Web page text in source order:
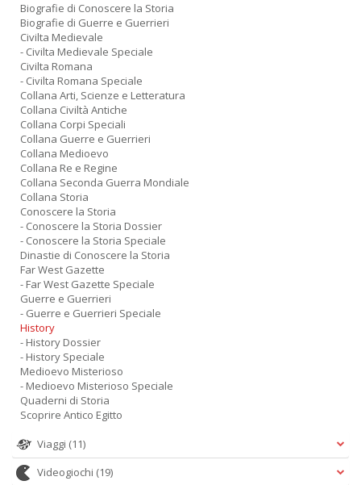
Biografie di Conoscere la Storia
Biografie di Guerre e Guerrieri
Civilta Medievale
- Civilta Medievale Speciale
Civilta Romana
- Civilta Romana Speciale
Collana Arti, Scienze e Letteratura
Collana Civiltà Antiche
Collana Corpi Speciali
Collana Guerre e Guerrieri
Collana Medioevo
Collana Re e Regine
Collana Seconda Guerra Mondiale
Collana Storia
Conoscere la Storia
- Conoscere la Storia Dossier
- Conoscere la Storia Speciale
Dinastie di Conoscere la Storia
Far West Gazette
- Far West Gazette Speciale
Guerre e Guerrieri
- Guerre e Guerrieri Speciale
History
- History Dossier
- History Speciale
Medioevo Misterioso
- Medioevo Misterioso Speciale
Quaderni di Storia
Scoprire Antico Egitto
Viaggi (11)
Videogiochi (19)